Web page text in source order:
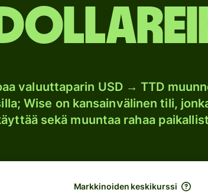
valuuttaparin USD → TTD
Wise on kansainvälinen tili,
sekä muuntaa rahaa
Markkinoiden keskikurssi